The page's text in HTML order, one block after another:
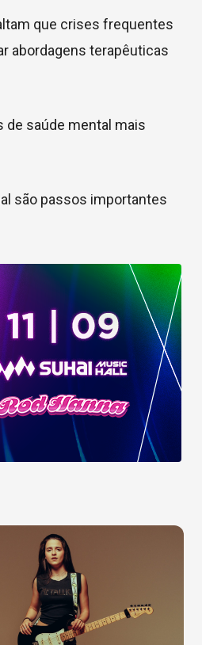
que crises frequentes
abordagens terapêuticas
de saúde mental mais
são passos importantes